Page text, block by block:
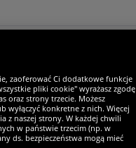
zaoferować Ci dodatkowe funkcje
pliki cookie" wyrażasz zgodę
oraz strony trzecie. Możesz
konkretne z nich. Więcej
z naszej strony. W każdej chwili
w państwie trzecim (np. w
ds. bezpieczeństwa mogą mieć